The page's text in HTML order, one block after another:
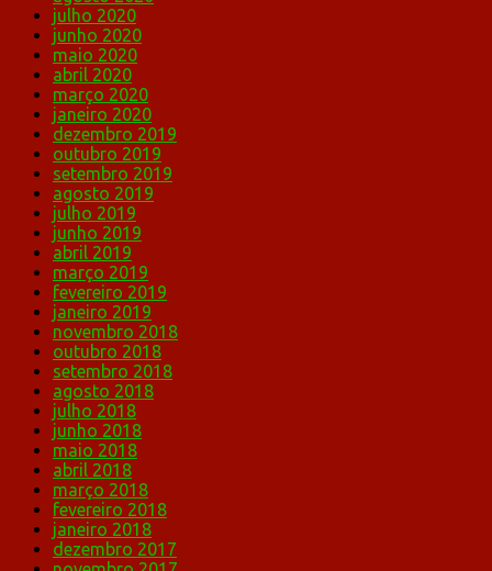
julho 2020
junho 2020
maio 2020
abril 2020
março 2020
janeiro 2020
dezembro 2019
outubro 2019
setembro 2019
agosto 2019
julho 2019
junho 2019
abril 2019
março 2019
fevereiro 2019
janeiro 2019
novembro 2018
outubro 2018
setembro 2018
agosto 2018
julho 2018
junho 2018
maio 2018
abril 2018
março 2018
fevereiro 2018
janeiro 2018
dezembro 2017